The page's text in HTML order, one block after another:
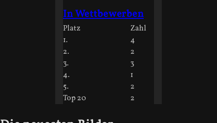
In Wettbewerben
Platz
Zahl
1.
4
2.
2
3.
3
4.
1
5.
2
Top 20
2